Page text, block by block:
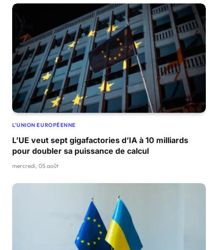
L'UNION EUROPÉENNE
L’UE veut sept gigafactories d’IA à 10 milliards
pour doubler sa puissance de calcul
mercredi, 05 août